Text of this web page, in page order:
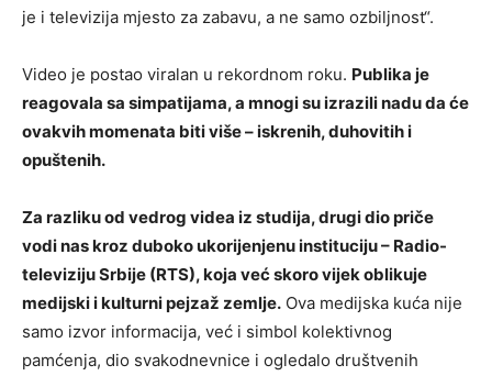
je i televizija mjesto za zabavu, a ne samo ozbiljnost“.
Video je postao viralan u rekordnom roku. Publika je
reagovala sa simpatijama, a mnogi su izrazili nadu da će
ovakvih momenata biti više – iskrenih, duhovitih i
opuštenih.
Za razliku od vedrog videa iz studija, drugi dio priče
vodi nas kroz duboko ukorijenjenu instituciju – Radio-
televiziju Srbije (RTS), koja već skoro vijek oblikuje
medijski i kulturni pejzaž zemlje. Ova medijska kuća nije
samo izvor informacija, već i simbol kolektivnog
pamćenja, dio svakodnevnice i ogledalo društvenih